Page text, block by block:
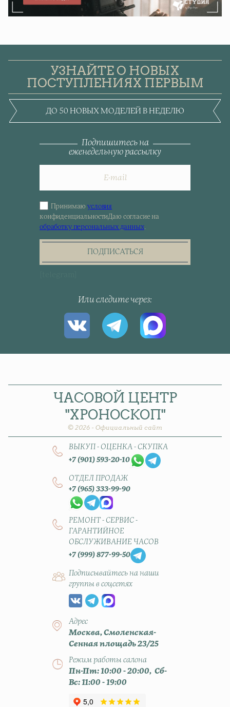
УЗНАЙТЕ О НОВЫХ
ПОСТУПЛЕНИЯХ ПЕРВЫМ
ДО 50 НОВЫХ МОДЕЛЕЙ В НЕДЕЛЮ
Подпишитесь на
еженедельную рассылку
Sign
up
for
the
Принимаюусловия
конфиденциальностиДаю согласие на
обработку персональных данных.
ПОДПИСАТЬСЯ
Или следите через
ЧАСОВОЙ ЦЕНТР
"ХРОНОСКОП"
© 2026 - Официальный сайт
ВЫКУП - ОЦЕНКА - СКУПКА
+7 (901) 593-20-10
ОТДЕЛ ПРОДАЖ
+7 (965) 333-99-90
РЕМОНТ - СЕРВИС -
ГАРАНТИЙНОЕ
ОБСЛУЖИВАНИЕ ЧАСОВ
+7 (999) 877-99-50
Подписывайтесь на наши
группы в соцсетях
Адрес
Москва, Смоленская-
Сенная площадь 23/25
Режим работы салона
Пн-Пт: 10:00 - 20:00, Сб-
Вс: 11:00 - 19:00